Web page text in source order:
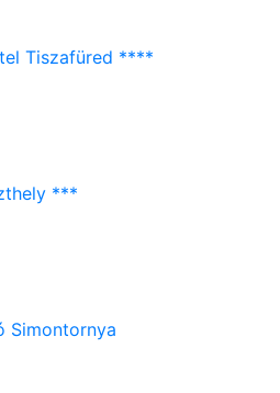
Tiszafüred ****
***
Simontornya